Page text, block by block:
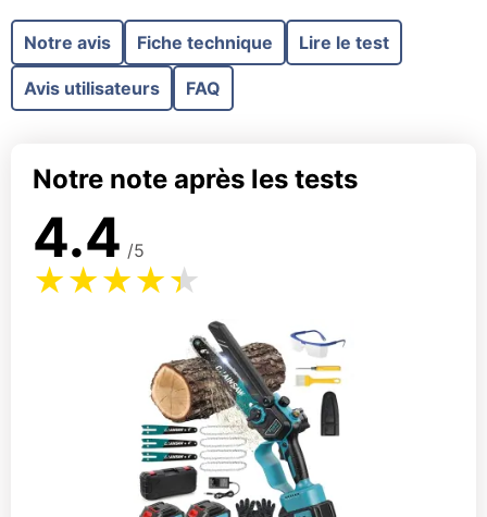
Notre avis Fiche technique Lire le test
Avis utilisateurs FAQ
Notre note après les tests
4.4 /5